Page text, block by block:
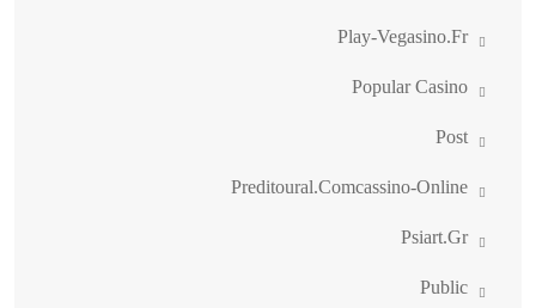
Play-Vegasino.fr
Popular Casino
Post
Preditoural.comcassino-Online
Psiart.gr
Public